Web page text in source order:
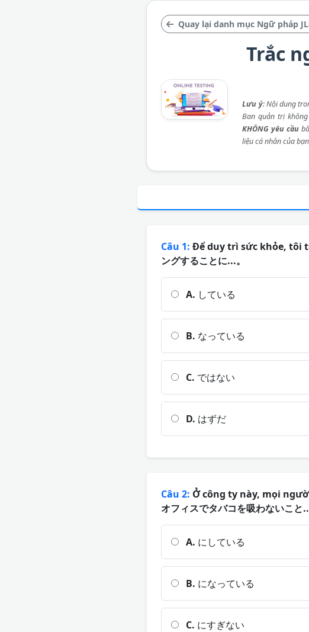
Quay lại danh mục Ngữ pháp
Trắc
Lưu ý: Nội dung
Ban quản trị
KHÔNG yêu cầu
liệu cá nhân của
Câu 1: Để duy trì sức khỏe, tôi
ングすることに...。
A. している
B. なっている
C. ではない
D. はずだ
Câu 2: Ở công ty này, mọi
オフィスでタバコを吸わないこと...
A. にしている
B. になっている
C. にすぎない